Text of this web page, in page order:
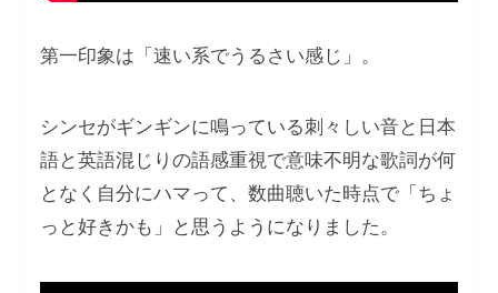
第⼀印象は「速い系でうるさい感じ」。
シンセがギンギンに鳴っている刺々しい⾳と⽇本
語と英語混じりの語感重視で意味不明な歌詞が何
となく⾃分にハマって、数曲聴いた時点で「ちょ
っと好きかも」と思うようになりました。